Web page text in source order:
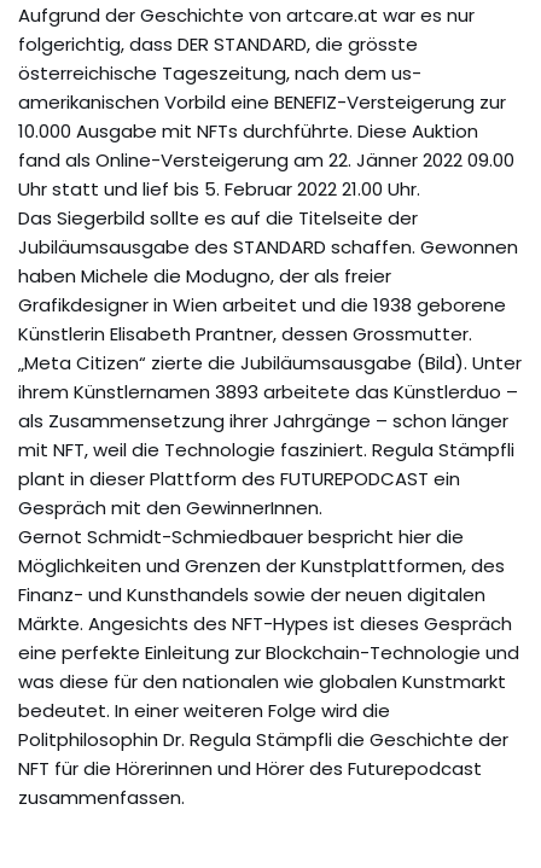
Aufgrund der Geschichte von artcare.at war es nur
folgerichtig, dass DER STANDARD, die grösste
österreichische Tageszeitung, nach dem us-
amerikanischen Vorbild eine BENEFIZ-Versteigerung zur
10.000 Ausgabe mit NFTs durchführte. Diese Auktion
fand als Online-Versteigerung am 22. Jänner 2022 09.00
Uhr statt und lief bis 5. Februar 2022 21.00 Uhr.
Das Siegerbild sollte es auf die Titelseite der
Jubiläumsausgabe des STANDARD schaffen. Gewonnen
haben Michele die Modugno, der als freier
Grafikdesigner in Wien arbeitet und die 1938 geborene
Künstlerin Elisabeth Prantner, dessen Grossmutter.
„Meta Citizen“ zierte die Jubiläumsausgabe (Bild). Unter
ihrem Künstlernamen 3893 arbeitete das Künstlerduo –
als Zusammensetzung ihrer Jahrgänge – schon länger
mit NFT, weil die Technologie fasziniert. Regula Stämpfli
plant in dieser Plattform des FUTUREPODCAST ein
Gespräch mit den GewinnerInnen.
Gernot Schmidt-Schmiedbauer bespricht hier die
Möglichkeiten und Grenzen der Kunstplattformen, des
Finanz- und Kunsthandels sowie der neuen digitalen
Märkte. Angesichts des NFT-Hypes ist dieses Gespräch
eine perfekte Einleitung zur Blockchain-Technologie und
was diese für den nationalen wie globalen Kunstmarkt
bedeutet. In einer weiteren Folge wird die
Politphilosophin Dr. Regula Stämpfli die Geschichte der
NFT für die Hörerinnen und Hörer des Futurepodcast
zusammenfassen.